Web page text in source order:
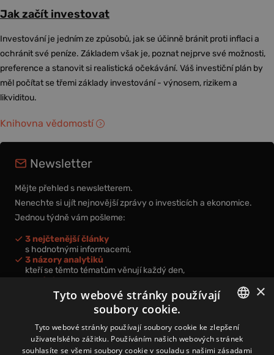
Jak začít investovat
Investování je jedním ze způsobů, jak se účinně bránit proti inflaci a
ochránit své peníze. Základem však je, poznat nejprve své možnosti,
preference a stanovit si realistická očekávání. Váš investiční plán by
měl počítat se třemi základy investování - výnosem, rizikem a
likviditou.
Knihovna vědomostí
Newsletter
Mějte přehled s newsletterem.
Nenechte si ujít nejnovější zprávy o investicích a ekonomice.
Jednou týdně vám pošleme:
3 nejčtenější články
s hodnotnými informacemi,
3 názory analytiků
kteří se těmto tématům věnují každý den,
nová videa a podcasty
k prohloubení vašich znalostí.
Přihlášením k newsletteru vyjadřujete svůj souhlas spodmínkami
CZECH
×
Tyto webové stránky používají
soubory cookie.
Tyto webové stránky používají soubory cookie ke zlepšení
uživatelského zážitku. Používáním našich webových stránek
souhlasíte se všemi soubory cookie v souladu s našimi zásadami